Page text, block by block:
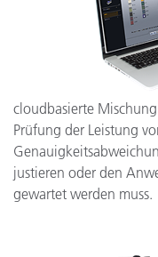
cloudbasierte
Prüfung der Leistung
justieren oder den
gewartet werden muss.